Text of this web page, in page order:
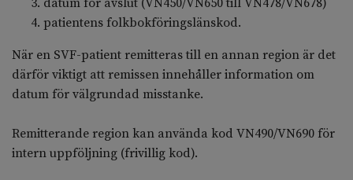
datum för avslut (VN450/VN650 till VN478/VN678)
patientens folkbokföringslänskod.
När en SVF-patient remitteras till en annan region är det
därför viktigt att remissen innehåller information om
datum för välgrundad misstanke.
Remitterande region kan använda kod VN490/VN690 för
intern uppföljning (frivillig kod).